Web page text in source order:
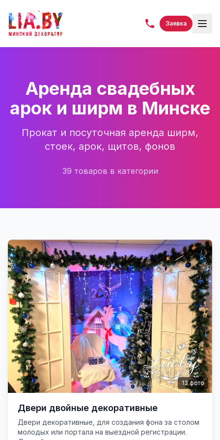
Заявка
Аренда свадебных
арок и ширм в Минске
Прокат и посуточная аренда ширм,
стоек, арок, щитов, фонов
39 товаров в категории
13фото
Двери двойные декоративные
Двери декоративные, для создания фона за столом
молодых или портала на выездной регистрации.